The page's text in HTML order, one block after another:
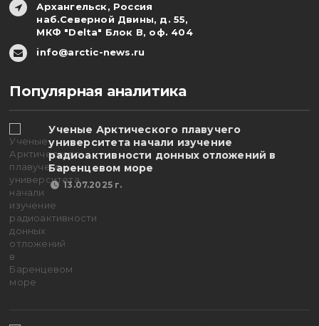
Архангельск, Россия
наб.Северной Двины, д. 55,
МКФ "Delta" Блок В, оф. 404
info@arctic-news.ru
Популярная аналитика
Ученые Арктического плавучего
университета начали изучение
радиоактивности донных отложений в
Баренцевом море
13.07.2025 г.